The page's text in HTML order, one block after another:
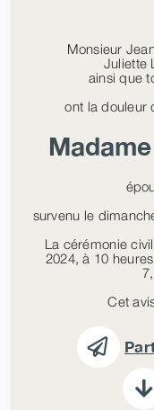
Monsieur
Juliette
ainsi que
ont la douleur
survenu le
La cérémonie
2024, à 10
Cet